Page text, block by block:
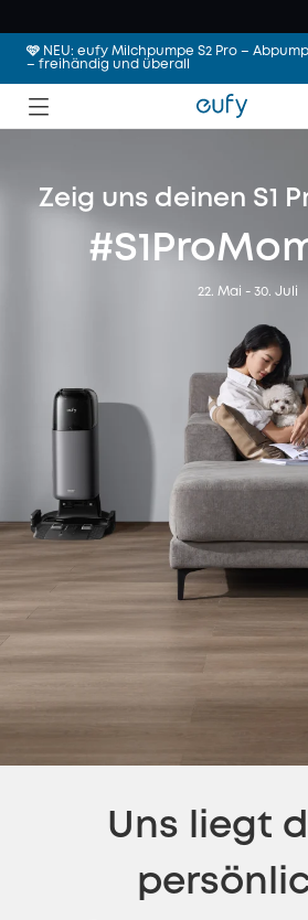
🩷 NEU: eufy Milchpumpe S2 Pro –
– freihändig und überall
Zeig uns deinen S1
22. Mai - 30. Juli
Uns liegt